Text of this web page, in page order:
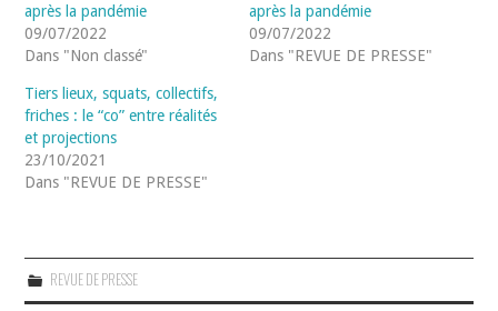
après la pandémie
09/07/2022
Dans "Non classé"
après la pandémie
09/07/2022
Dans "REVUE DE PRESSE"
Tiers lieux, squats, collectifs,
friches : le “co” entre réalités
et projections
23/10/2021
Dans "REVUE DE PRESSE"
REVUE DE PRESSE